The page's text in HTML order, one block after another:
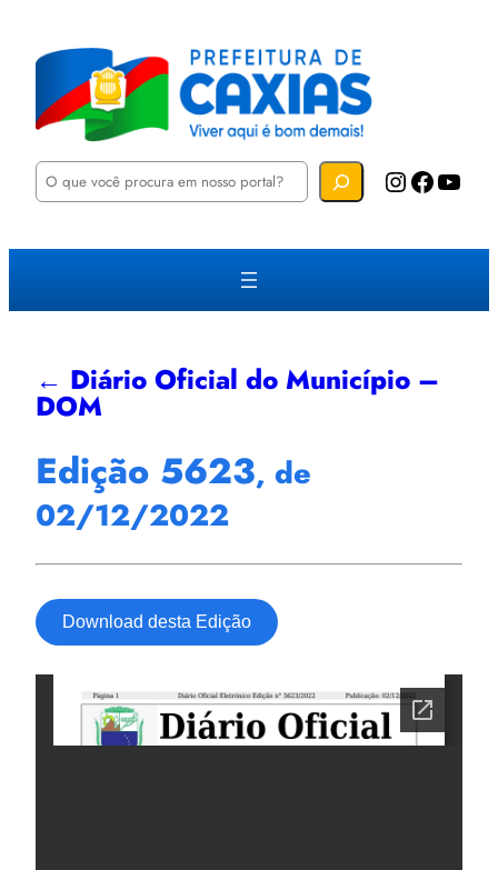
P
u
a
Instagram Facebook YouTube
← Diário Oficial do Município –
DOM
Edição 5623, de
02/12/2022
Download desta Edição